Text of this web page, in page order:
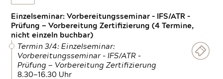
Einzelseminar: Vorbereitungsseminar - IFS/ATR -
Prüfung — Vorbereitung Zertifizierung (4 Termine,
nicht einzeln buchbar)
Termin 3/4: Einzelseminar:
Vorbereitungsseminar - IFS/ATR -
Prüfung — Vorbereitung Zertifizierung
8.30—16.30 Uhr